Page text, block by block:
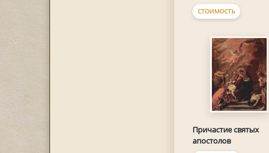
СТОИМОСТЬ
Причастие святых
апостолов